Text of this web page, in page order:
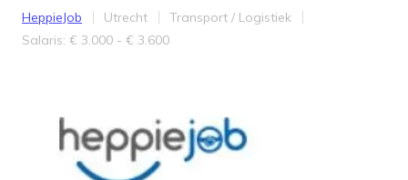
Bedrijf
HeppieJob Provincie
Utrecht Werkveld
Transport / Logistiek
Salaris
Salaris: € 3.000 - € 3.600